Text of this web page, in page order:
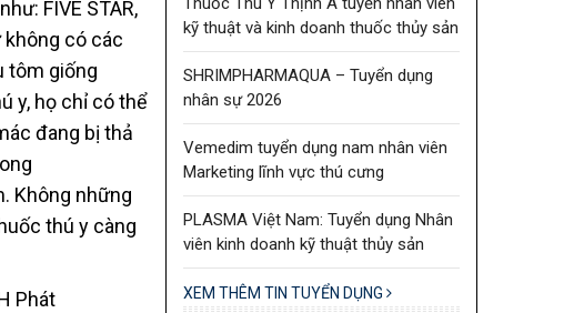
FIVE STAR,
không có các
tôm giống
y, họ chỉ có thể
đang bị thả
Không những
thú y càng
Phát
kỹ thuật và kinh doanh thuốc thủy sản
SHRIMPHARMAQUA – Tuyển dụng
nhân sự 2026
Vemedim tuyển dụng nam nhân viên
Marketing lĩnh vực thú cưng
PLASMA Việt Nam: Tuyển dụng Nhân
viên kinh doanh kỹ thuật thủy sản
XEM THÊM TIN TUYỂN DỤNG